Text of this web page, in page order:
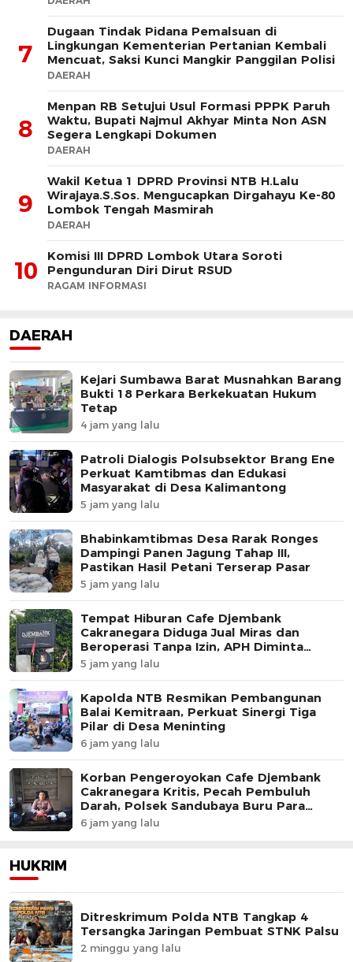
7
Dugaan Tindak Pidana Pemalsuan di
Lingkungan Kementerian Pertanian Kembali
Mencuat, Saksi Kunci Mangkir Panggilan Polisi
DAERAH
8
Menpan RB Setujui Usul Formasi PPPK Paruh
Waktu, Bupati Najmul Akhyar Minta Non ASN
Segera Lengkapi Dokumen
DAERAH
9
Wakil Ketua 1 DPRD Provinsi NTB H.Lalu
Wirajaya.S.Sos. Mengucapkan Dirgahayu Ke-80
Lombok Tengah Masmirah
DAERAH
10
Komisi III DPRD Lombok Utara Soroti
Pengunduran Diri Dirut RSUD
RAGAM INFORMASI
DAERAH
Kejari Sumbawa Barat Musnahkan Barang
Bukti 18 Perkara Berkekuatan Hukum
Tetap
4 jam yang lalu
Patroli Dialogis Polsubsektor Brang Ene
Perkuat Kamtibmas dan Edukasi
Masyarakat di Desa Kalimantong
5 jam yang lalu
Bhabinkamtibmas Desa Rarak Ronges
Dampingi Panen Jagung Tahap III,
Pastikan Hasil Petani Terserap Pasar
5 jam yang lalu
Tempat Hiburan Cafe Djembank
Cakranegara Diduga Jual Miras dan
Beroperasi Tanpa Izin, APH Diminta
Segera Bertindak
5 jam yang lalu
Kapolda NTB Resmikan Pembangunan
Balai Kemitraan, Perkuat Sinergi Tiga
Pilar di Desa Meninting
6 jam yang lalu
Korban Pengeroyokan Cafe Djembank
Cakranegara Kritis, Pecah Pembuluh
Darah, Polsek Sandubaya Buru Para
Pelaku.
6 jam yang lalu
HUKRIM
Ditreskrimum Polda NTB Tangkap 4
Tersangka Jaringan Pembuat STNK Palsu
2 minggu yang lalu